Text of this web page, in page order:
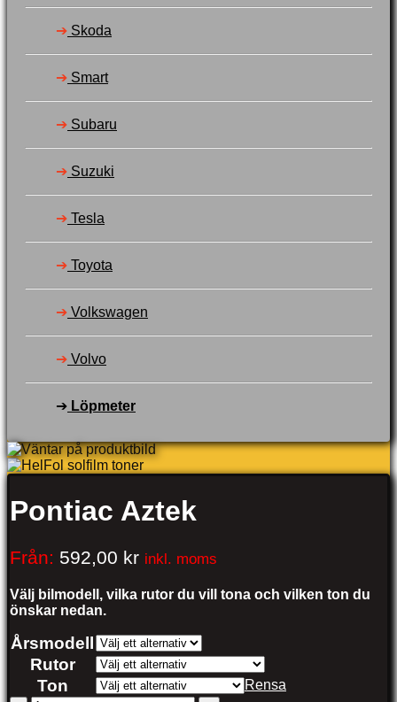
➔ Skoda
➔ Smart
➔ Subaru
➔ Suzuki
➔ Tesla
➔ Toyota
➔ Volkswagen
➔ Volvo
➔ Löpmeter
Pontiac Aztek
Från: 592,00 kr inkl. moms
Välj bilmodell, vilka rutor du vill tona och vilken ton du
önskar nedan.
Årsmodell
Rutor
Ton
Rensa